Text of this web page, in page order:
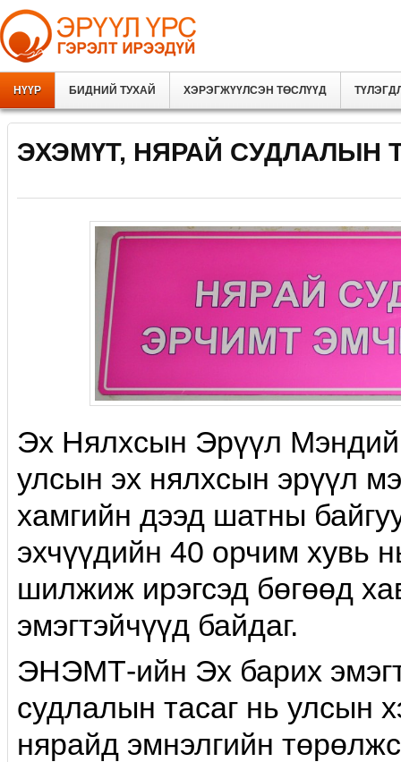
НҮҮР БИДНИЙ ТУХАЙ ХЭРЭГЖҮҮЛСЭН ТӨСЛҮҮД
ЭХЭМҮТ, НЯРАЙ СУДЛАЛЫН
Эх Нялxсын Эрүүл
улсын эх нялхсын эрүүл
хамгийн дээд шатны
эхчүүдийн 40 орчим хувь
шилжиж ирэгсэд бөгөөд
эмэгтэйчүүд байдаг.
ЭНЭМТ-ийн Эх барих
судлалын тасаг нь улсын
нярайд эмнэлгийн